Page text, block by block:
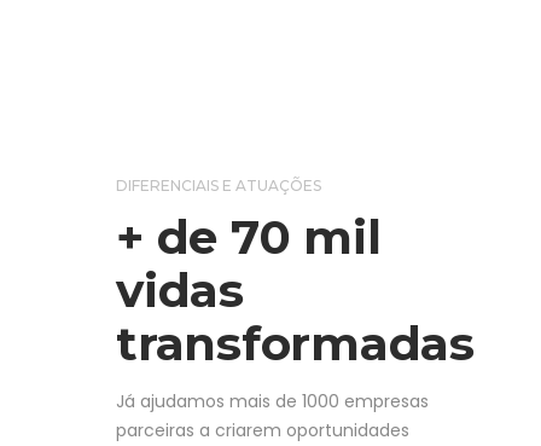
DIFERENCIAIS E ATUAÇÕES
+ de 70 mil
vidas
transformadas
Já ajudamos mais de 1000 empresas
parceiras a criarem oportunidades